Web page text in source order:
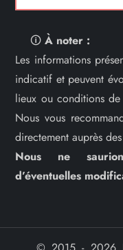
🛈À noter :
Les informations
indicatif et peuvent
lieux ou conditions de
Nous vous
directement auprès
Nous ne
d’éventuelles